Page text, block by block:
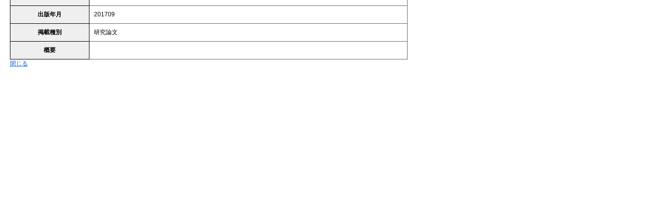
出版年月 201709
掲載種別 研究論文
概要
閉じる